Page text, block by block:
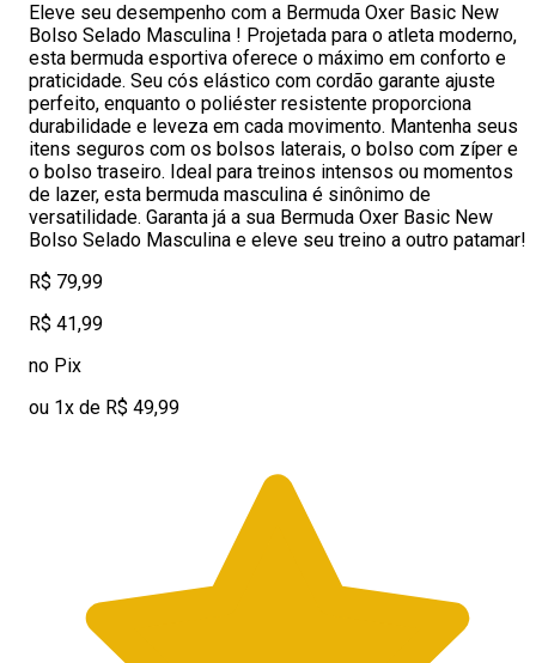
Eleve seu desempenho com a Bermuda Oxer Basic New
Bolso Selado Masculina ! Projetada para o atleta moderno,
esta bermuda esportiva oferece o máximo em conforto e
praticidade. Seu cós elástico com cordão garante ajuste
perfeito, enquanto o poliéster resistente proporciona
durabilidade e leveza em cada movimento. Mantenha seus
itens seguros com os bolsos laterais, o bolso com zíper e
o bolso traseiro. Ideal para treinos intensos ou momentos
de lazer, esta bermuda masculina é sinônimo de
versatilidade. Garanta já a sua Bermuda Oxer Basic New
Bolso Selado Masculina e eleve seu treino a outro patamar!
R$ 79,99
R$ 41,99
no Pix
ou 1x de R$ 49,99